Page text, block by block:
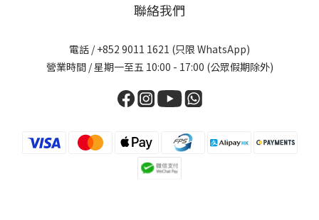
聯絡我們
電話 / +852 9011 1621 (只限 WhatsApp)
營業時間 / 星期一至五 10:00 - 17:00 (公眾假期除外)